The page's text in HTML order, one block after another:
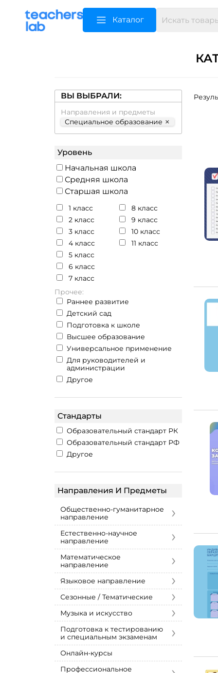
Каталог
ВЫ ВЫБРАЛИ:
Направления и предметы
Специальное образование ×
Уровень
Начальная школа
Средняя школа
Старшая школа
1 класс
2 класс
3 класс
4 класс
5 класс
6 класс
7 класс
8 класс
9 класс
10 класс
11 класс
Прочее:
Раннее развитие
Детский сад
Подготовка к школе
Высшее образование
Универсальное применение
Для руководителей и
администрации
Другое
Стандарты
Образовательный стандарт РК
Образовательный стандарт РФ
Другое
Направления И Предметы
Общественно-гуманитарное
направление
›
Естественно-научное
направление
›
Математическое
направление
›
Языковое направление ›
Сезонные / Тематические ›
Музыка и искусство ›
Подготовка к тестированию
и специальным экзаменам
›
Онлайн-курсы
Профессиональное